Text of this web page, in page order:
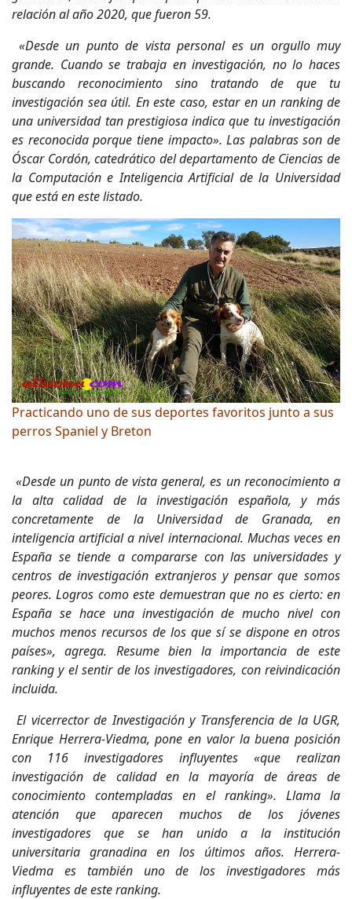
relación al año 2020, que fueron 59.
«Desde un punto de vista personal es un orgullo muy
grande. Cuando se trabaja en investigación, no lo haces
buscando reconocimiento sino tratando de que tu
investigación sea útil. En este caso, estar en un ranking de
una universidad tan prestigiosa indica que tu investigación
es reconocida porque tiene impacto». Las palabras son de
Óscar Cordón, catedrático del departamento de Ciencias de
la Computación e Inteligencia Artificial de la Universidad
que está en este listado.
Practicando uno de sus deportes favoritos junto a sus
perros Spaniel y Breton
«Desde un punto de vista general, es un reconocimiento a
la alta calidad de la investigación española, y más
concretamente de la Universidad de Granada, en
inteligencia artificial a nivel internacional. Muchas veces en
España se tiende a compararse con las universidades y
centros de investigación extranjeros y pensar que somos
peores. Logros como este demuestran que no es cierto: en
España se hace una investigación de mucho nivel con
muchos menos recursos de los que sí se dispone en otros
países», agrega. Resume bien la importancia de este
ranking y el sentir de los investigadores, con reivindicación
incluida.
El vicerrector de Investigación y Transferencia de la UGR,
Enrique Herrera-Viedma, pone en valor la buena posición
con 116 investigadores influyentes «que realizan
investigación de calidad en la mayoría de áreas de
conocimiento contempladas en el ranking». Llama la
atención que aparecen muchos de los jóvenes
investigadores que se han unido a la institución
universitaria granadina en los últimos años. Herrera-
Viedma es también uno de los investigadores más
influyentes de este ranking.